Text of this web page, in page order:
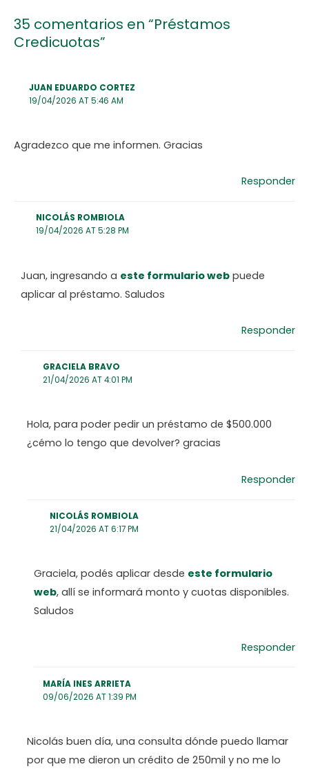
35 comentarios en “Préstamos
Credicuotas”
JUAN EDUARDO CORTEZ
19/04/2026 AT 5:46 AM
Agradezco que me informen. Gracias
Responder
NICOLÁS ROMBIOLA
19/04/2026 AT 5:28 PM
Juan, ingresando a este formulario webpuede
aplicar al préstamo. Saludos
Responder
GRACIELA BRAVO
21/04/2026 AT 4:01 PM
Hola, para poder pedir un préstamo de $500.000
¿cémo lo tengo que devolver? gracias
Responder
NICOLÁS ROMBIOLA
21/04/2026 AT 6:17 PM
Graciela, podés aplicar desde este formulario
web, allí se informará monto y cuotas disponibles.
Saludos
Responder
MARÍA INES ARRIETA
09/06/2026 AT 1:39 PM
Nicolás buen día, una consulta dónde puedo llamar
por que me dieron un crédito de 250mil y no me lo